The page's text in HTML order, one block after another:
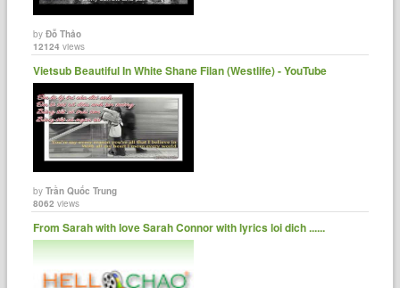
byĐỗ Thảo
12124 views
Vietsub Beautiful In White Shane Filan (Westlife) - YouTube
byTrần Quốc Trung
8062 views
From Sarah with love Sarah Connor with lyrics loi dich ......